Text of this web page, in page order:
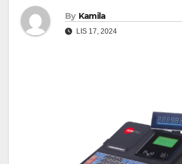
By Kamila
LIS 17, 2024